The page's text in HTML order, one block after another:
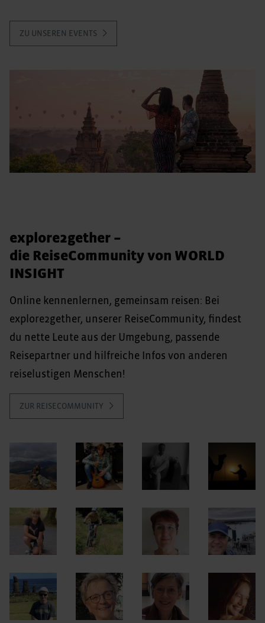
ZU UNSEREN EVENTS
explore2gether –
die ReiseCommunity von WORLD
INSIGHT
Online kennenlernen, gemeinsam reisen: Bei
explore2gether, unserer ReiseCommunity, findest
du nette Leute aus der Umgebung, passende
Reisepartner und hilfreiche Infos von anderen
reiselustigen Menschen!
ZUR REISECOMMUNITY